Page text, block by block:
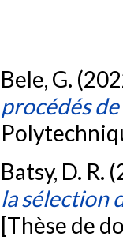
Bele, G.
procédés
Batsy, D. R.
la sélection
[Thèse de